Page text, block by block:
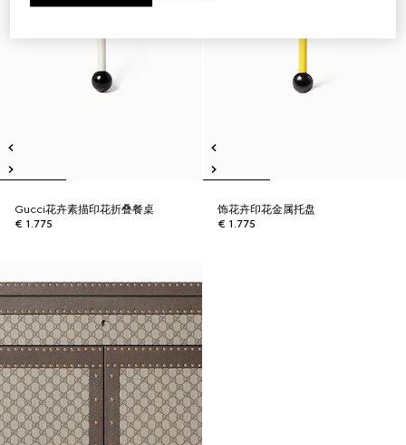
Gucci花卉素描印花折叠餐桌
€ 1.775
饰花卉印花金属托盘
€ 1.775